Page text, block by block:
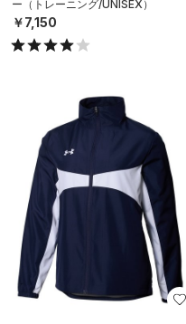
ー（トレーニング/UNISEX）
￥7,150